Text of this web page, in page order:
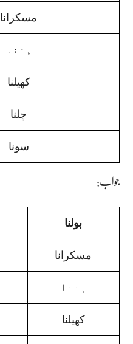
مسکرانا
ہننا
کھیلنا
چلنا
سونا
:جواب
بولنا
مسکرانا
ہننا
کھیلنا